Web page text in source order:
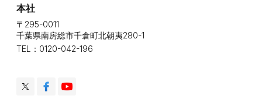
本社
〒295-0011
千葉県南房総市千倉町北朝夷280-1
TEL：0120-042-196